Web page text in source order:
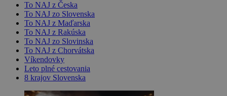
To NAJ z Česka
To NAJ zo Slovenska
To NAJ z Maďarska
To NAJ z Rakúska
To NAJ zo Slovinska
To NAJ z Chorvátska
Víkendovky
Leto plné cestovania
8 krajov Slovenska